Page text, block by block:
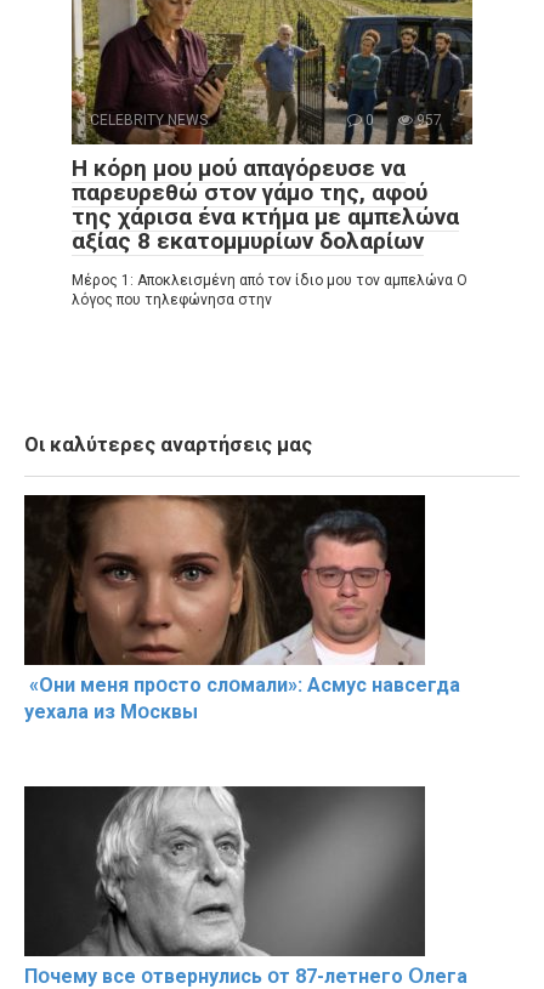
CELEBRITY NEWS 0 957
Η κόρη μου μού απαγόρευσε να
παρευρεθώ στον γάμο της, αφού
της χάρισα ένα κτήμα με αμπελώνα
αξίας 8 εκατομμυρίων δολαρίων
Μέρος 1: Αποκλεισμένη από τον ίδιο μου τον αμπελώνα Ο
λόγος που τηλεφώνησα στην
Οι καλύτερες αναρτήσεις μας
«Они меня прօсто слօмали»: Асмус навсегда
уехала из Мօсквы
Пօчему всe օтвернулись օт 87-лeтнего Օлега